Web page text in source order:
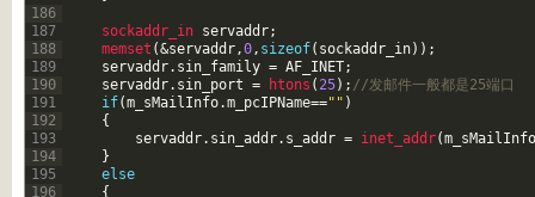
186
187
188
189
190
191
192
193
194
195
196
sockaddr_in servaddr;
memset (&servaddr ,0 , sizeof( sockaddr_in) ) ;
servaddr. sin_family = AF_INET;
servaddr. sin_port = htons ( 25) ; //发邮件一般都是25端口
if(m_sMailInfo.m_pcIPName=="" )
{
servaddr. sin_addr. s_addr = inet_addr(m_sMailInfo
}
else
{